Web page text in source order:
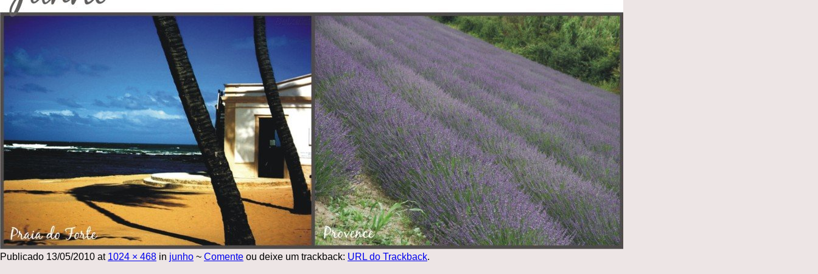
Publicado 13/05/2010 at 1024 × 468 in junho ~ Comente ou deixe um trackback: URL do Trackback.